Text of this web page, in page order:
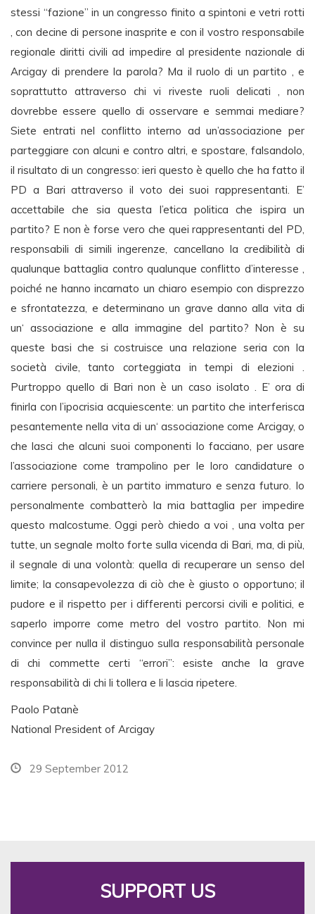
stessi “fazione” in un congresso finito a spintoni e vetri rotti
, con decine di persone inasprite e con il vostro responsabile
regionale diritti civili ad impedire al presidente nazionale di
Arcigay di prendere la parola? Ma il ruolo di un partito , e
soprattutto attraverso chi vi riveste ruoli delicati , non
dovrebbe essere quello di osservare e semmai mediare?
Siete entrati nel conflitto interno ad un’associazione per
parteggiare con alcuni e contro altri, e spostare, falsandolo,
il risultato di un congresso: ieri questo è quello che ha fatto il
PD a Bari attraverso il voto dei suoi rappresentanti. E’
accettabile che sia questa l’etica politica che ispira un
partito? E non è forse vero che quei rappresentanti del PD,
responsabili di simili ingerenze, cancellano la credibilità di
qualunque battaglia contro qualunque conflitto d’interesse ,
poiché ne hanno incarnato un chiaro esempio con disprezzo
e sfrontatezza, e determinano un grave danno alla vita di
un‘ associazione e alla immagine del partito? Non è su
queste basi che si costruisce una relazione seria con la
società civile, tanto corteggiata in tempi di elezioni .
Purtroppo quello di Bari non è un caso isolato . E’ ora di
finirla con l’ipocrisia acquiescente: un partito che interferisca
pesantemente nella vita di un‘ associazione come Arcigay, o
che lasci che alcuni suoi componenti lo facciano, per usare
l’associazione come trampolino per le loro candidature o
carriere personali, è un partito immaturo e senza futuro. Io
personalmente combatterò la mia battaglia per impedire
questo malcostume. Oggi però chiedo a voi , una volta per
tutte, un segnale molto forte sulla vicenda di Bari, ma, di più,
il segnale di una volontà: quella di recuperare un senso del
limite; la consapevolezza di ciò che è giusto o opportuno; il
pudore e il rispetto per i differenti percorsi civili e politici, e
saperlo imporre come metro del vostro partito. Non mi
convince per nulla il distinguo sulla responsabilità personale
di chi commette certi “errori”: esiste anche la grave
responsabilità di chi li tollera e li lascia ripetere.
Paolo Patanè
National President of Arcigay
29 September 2012
SUPPORT US